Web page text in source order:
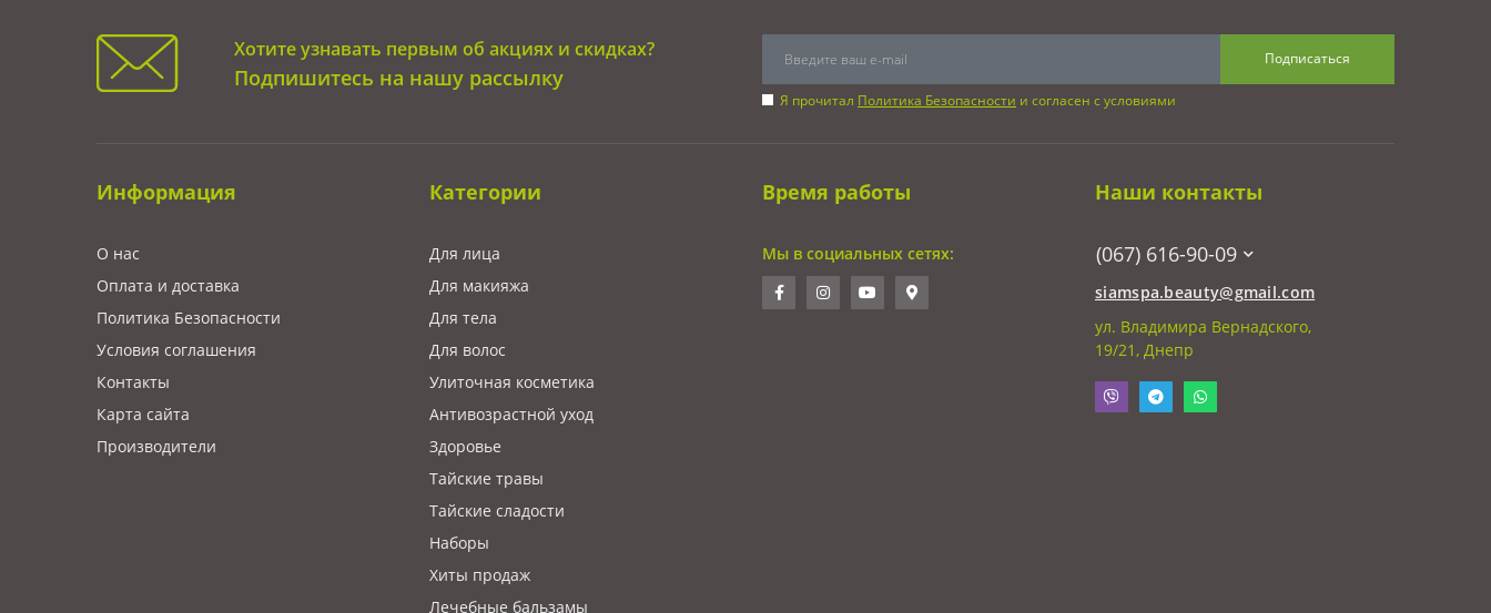
Хотите узнавать первым об акциях и скидках?
Подпишитесь на нашу рассылку
Подписаться
Я прочитал Политика Безопасности и согласен с условиями
Информация
О нас
Оплата и доставка
Политика Безопасности
Условия соглашения
Контакты
Карта сайта
Производители
Категории
Для лица
Для макияжа
Для тела
Для волос
Улиточная косметика
Антивозрастной уход
Здоровье
Тайские травы
Тайские сладости
Наборы
Хиты продаж
Лечебные бальзамы
Время работы
Мы в социальных сетях:
Наши контакты
(067) 616-90-09
siamspa.beauty@gmail.com
ул. Владимира Вернадского,
19/21, Днепр